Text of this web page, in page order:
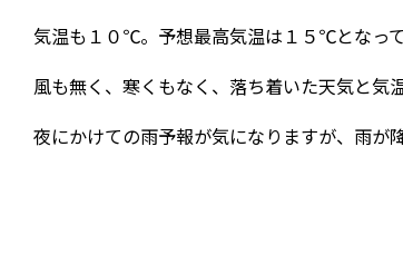
気温も１０℃。予想最高気温は１５℃となって
風も無く、寒くもなく、落ち着いた天気と気
夜にかけての雨予報が気になりますが、雨が